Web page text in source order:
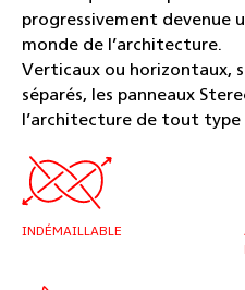
progressivement devenue
monde de l’architecture.
Verticaux ou horizontaux,
séparés, les panneaux
l’architecture de tout type
INDÉMAILLABLE